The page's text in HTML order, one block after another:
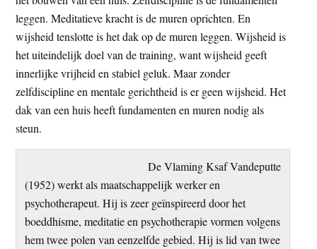
leggen. Meditatieve kracht is de muren oprichten. En
wijsheid tenslotte is het dak op de muren leggen. Wijsheid is
het uiteindelijk doel van de training, want wijsheid geeft
innerlijke vrijheid en stabiel geluk. Maar zonder
zelfdiscipline en mentale gerichtheid is er geen wijsheid. Het
dak van een huis heeft fundamenten en muren nodig als
steun.
De Vlaming Ksaf Vandeputte
(1952) werkt als maatschappelijk werker en
psychotherapeut. Hij is zeer geïnspireerd door het
boeddhisme, meditatie en psychotherapie vormen volgens
hem twee polen van eenzelfde gebied. Hij is lid van twee